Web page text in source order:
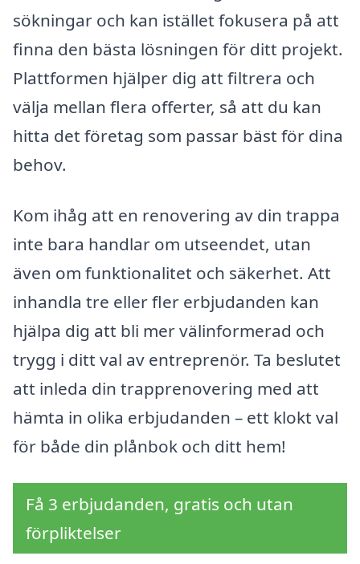
sökningar och kan istället fokusera på att
finna den bästa lösningen för ditt projekt.
Plattformen hjälper dig att filtrera och
välja mellan flera offerter, så att du kan
hitta det företag som passar bäst för dina
behov.
Kom ihåg att en renovering av din trappa
inte bara handlar om utseendet, utan
även om funktionalitet och säkerhet. Att
inhandla tre eller fler erbjudanden kan
hjälpa dig att bli mer välinformerad och
trygg i ditt val av entreprenör. Ta beslutet
att inleda din trapprenovering med att
hämta in olika erbjudanden – ett klokt val
för både din plånbok och ditt hem!
Få 3 erbjudanden, gratis och utan
förpliktelser